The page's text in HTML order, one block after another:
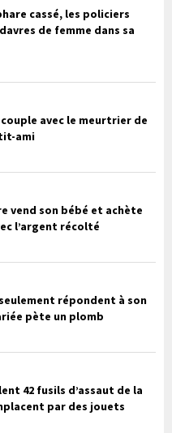
cassé, les policiers
de femme dans sa
avec le meurtrier de
ami
vend son bébé et achète
l’argent récolté
répondent à son
pète un plomb
42 fusils d’assaut de la
par des jouets